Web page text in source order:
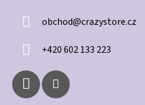
obchod@crazystore.cz
+420 602 133 223